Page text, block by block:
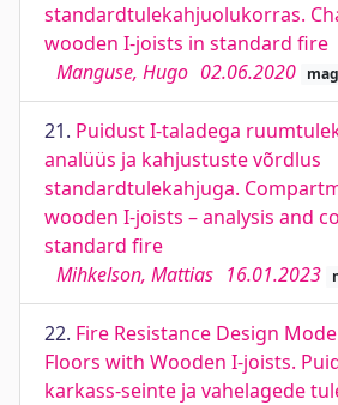
standardtulekahjuolukorras.
wooden I-joists in standard fire
Manguse, Hugo 02.06.2020
21. Puidust I-taladega
analüüs ja kahjustuste võrdlus
standardtulekahjuga.
wooden I-joists – analysis and
standard fire
Mihkelson, Mattias 16.01.2023
22. Fire Resistance Design
Floors with Wooden I-joists.
karkass-seinte ja vahelagede